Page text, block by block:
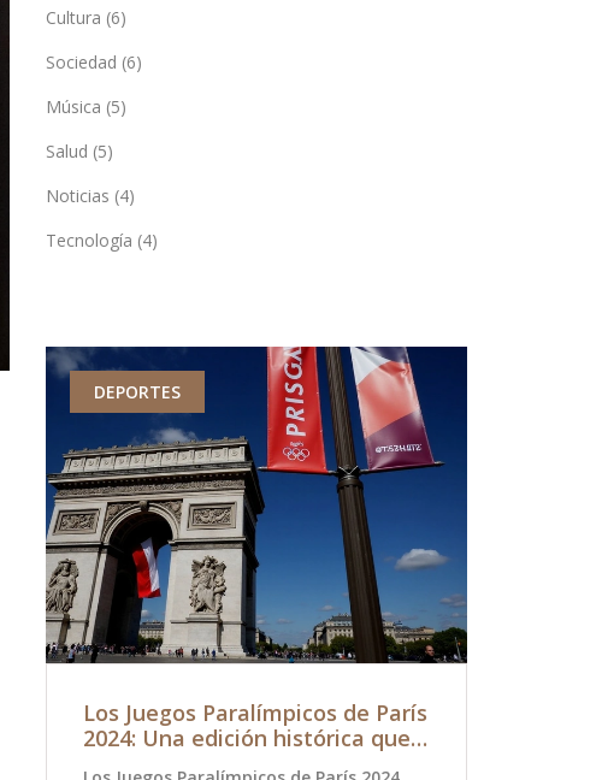
Cultura (6)
Sociedad (6)
Música (5)
Salud (5)
Noticias (4)
Tecnología (4)
DEPORTES
Los Juegos Paralímpicos de París
2024: Una edición histórica que